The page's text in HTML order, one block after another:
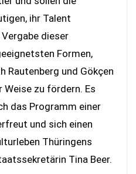
ihr Talent
dieser
Formen,
Rautenberg und Gökçen
Weise zu fördern. Es
das Programm einer
und sich einen
Thüringens
Tina Beer.